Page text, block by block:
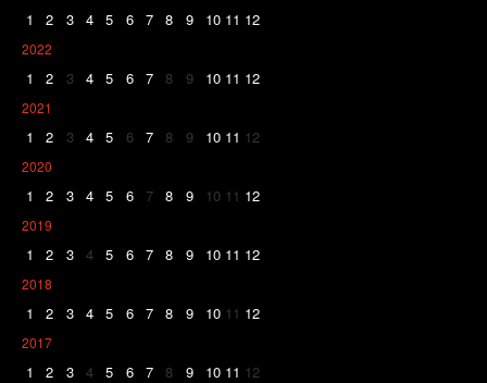
1 2 3 4 5 6 7 8 9 10 11 12
2022
1 2 3 4 5 6 7 8 9 10 11 12
2021
1 2 3 4 5 6 7 8 9 10 11 12
2020
1 2 3 4 5 6 7 8 9 10 11 12
2019
1 2 3 4 5 6 7 8 9 10 11 12
2018
1 2 3 4 5 6 7 8 9 10 11 12
2017
1 2 3 4 5 6 7 8 9 10 11 12